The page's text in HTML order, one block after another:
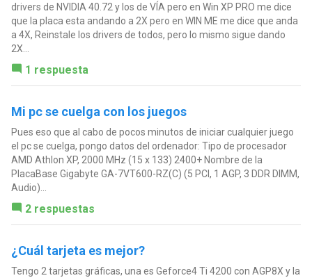
drivers de NVIDIA 40.72 y los de VÍA pero en Win XP PRO me dice
que la placa esta andando a 2X pero en WIN ME me dice que anda
a 4X, Reinstale los drivers de todos, pero lo mismo sigue dando
2X...
1 respuesta
Mi pc se cuelga con los juegos
Pues eso que al cabo de pocos minutos de iniciar cualquier juego
el pc se cuelga, pongo datos del ordenador: Tipo de procesador
AMD Athlon XP, 2000 MHz (15 x 133) 2400+ Nombre de la
PlacaBase Gigabyte GA-7VT600-RZ(C) (5 PCI, 1 AGP, 3 DDR DIMM,
Audio)...
2 respuestas
¿Cuál tarjeta es mejor?
Tengo 2 tarjetas gráficas, una es Geforce4 Ti 4200 con AGP8X y la